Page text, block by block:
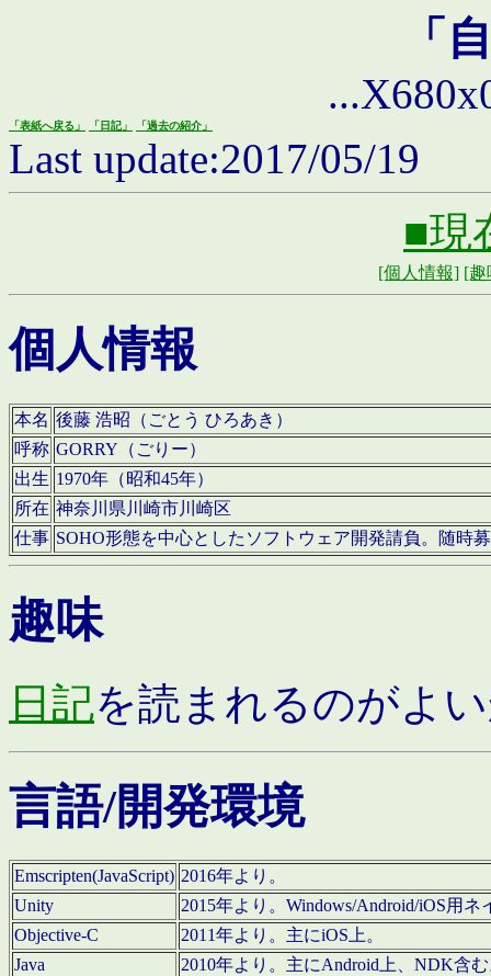
「
「表紙へ戻る」 「日記」 「過去の紹介」
Last update:2017/05/19
■現
[個人情報] [趣
個人情報
本名 後藤 浩昭（ごとう ひろあき）
呼称 GORRY（ごりー）
出生 1970年（昭和45年）
所在 神奈川県川崎市川崎区
仕事 SOHO形態を中心としたソフトウェア開発請負。随時
趣味
日記を読まれるのがよ
言語/開発環境
Emscripten(JavaScript) 2016年より。
Unity
2015年より。Windows/Android/iOS用
Objective-C
2011年より。主にiOS上。
Java
2010年より。主にAndroid上、NDK含